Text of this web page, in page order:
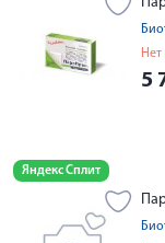
5
Яндекс Сплит